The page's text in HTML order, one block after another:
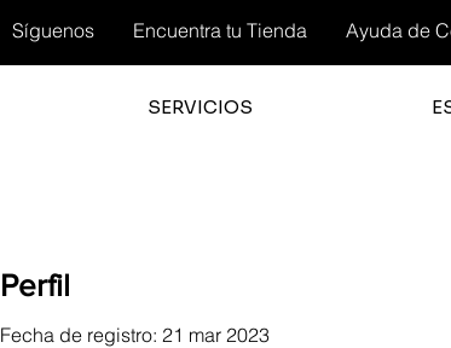
Síguenos Encuentra tu Tienda Ayuda de
SERVICIOS
Perfil
Fecha de registro: 21 mar 2023